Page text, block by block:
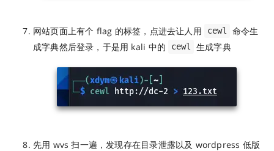
网站页面上有个 flag 的标签，点进去让人用 cewl
命令生
成字典然后登录，于是用 kali 中的
cewl 生成字典
先用 wvs 扫一遍，发现存在目录泄露以及 wordpress 低版